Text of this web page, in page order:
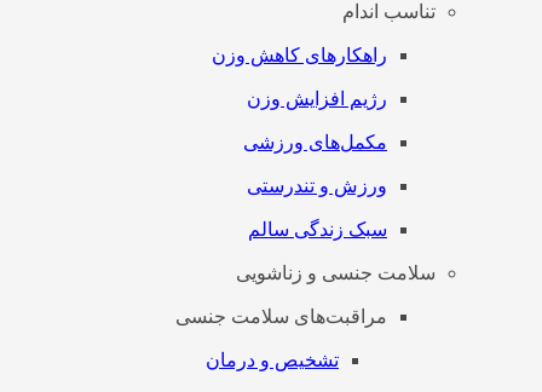
تناسب اندام
راهکارهای کاهش وزن
رژیم افزایش وزن
مکمل‌های ورزشی
ورزش و تندرستی
سبک زندگی سالم
سلامت جنسی و زناشویی
مراقبت‌های سلامت جنسی
تشخیص و درمان